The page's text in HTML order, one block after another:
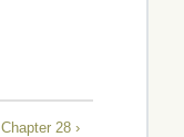
Chapter 28 ›